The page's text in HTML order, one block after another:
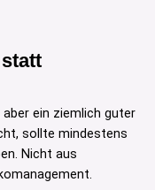
aber ein ziemlich guter
sollte mindestens
Nicht aus